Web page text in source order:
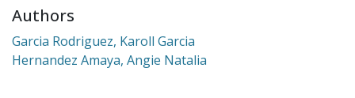
Authors
Garcia Rodriguez, Karoll Garcia
Hernandez Amaya, Angie Natalia